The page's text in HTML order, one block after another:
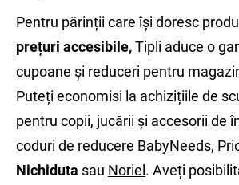
Pentru părinții care își doresc
prețuri accesibile,Tipli aduce o
cupoane și reduceri pentru
Puteți economisi la achizițiile de
pentru copii, jucării și accesorii de
coduri de reducere BabyNeeds,
Nichiduta sau Noriel. Aveți